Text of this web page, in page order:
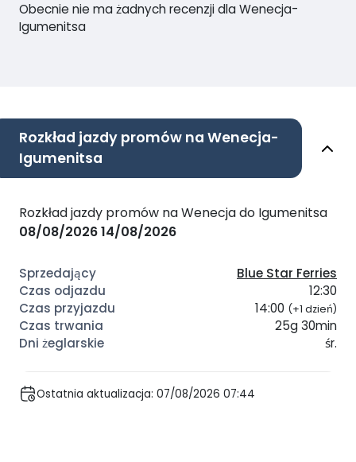
Obecnie nie ma żadnych recenzji dla Wenecja-
Igumenitsa
Rozkład jazdy promów na Wenecja-
Igumenitsa
Rozkład jazdy promów na Wenecja do Igumenitsa
08/08/202614/08/2026
Blue Star Ferries
12:30
14:00 (+1 dzień)
25g 30min
śr.
Ostatnia aktualizacja: 07/08/2026 07:44